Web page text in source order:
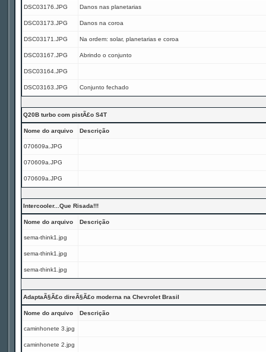
DSC03176.JPG Danos nas planetarias
DSC03173.JPG Danos na coroa
DSC03171.JPG Na ordem: solar, planetarias e coroa
DSC03167.JPG Abrindo o conjunto
DSC03164.JPG
DSC03163.JPG Conjunto fechado
Q20B turbo com pistÃ£o S4T
Nome do arquivo Descrição
070609a.JPG
070609a.JPG
070609a.JPG
Intercooler...Que Risada!!!
Nome do arquivo Descrição
sema-think1.jpg
sema-think1.jpg
sema-think1.jpg
AdaptaÃ§Ã£o direÃ§Ã£o moderna na Chevrolet Brasil
Nome do arquivo Descrição
caminhonete 3.jpg
caminhonete 2.jpg